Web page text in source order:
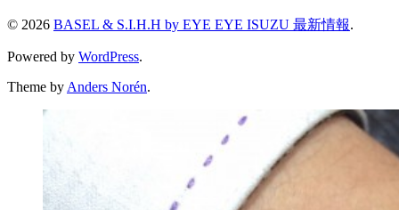
© 2026 BASEL & S.I.H.H by EYE EYE ISUZU 最新情報.
Powered by WordPress.
Theme by Anders Norén.